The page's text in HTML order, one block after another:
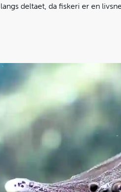
langs deltaet, da fiskeri er en